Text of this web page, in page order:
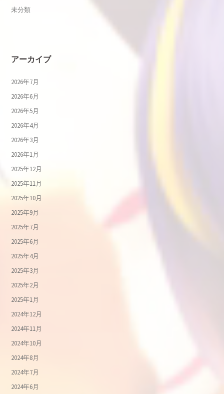
未分類
アーカイブ
2026年7月
2026年6月
2026年5月
2026年4月
2026年3月
2026年1月
2025年12月
2025年11月
2025年10月
2025年9月
2025年7月
2025年6月
2025年4月
2025年3月
2025年2月
2025年1月
2024年12月
2024年11月
2024年10月
2024年8月
2024年7月
2024年6月